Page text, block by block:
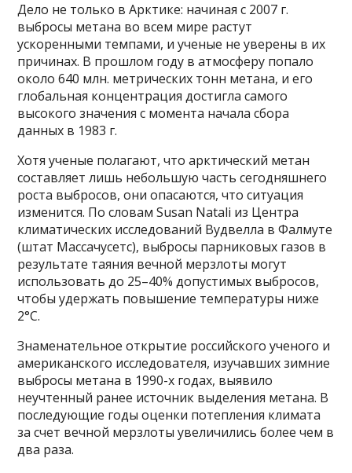
Дело не только в Арктике: начиная с 2007 г.
выбросы метана во всем мире растут
ускоренными темпами, и ученые не уверены в их
причинах. В прошлом году в атмосферу попало
около 640 млн. метрических тонн метана, и его
глобальная концентрация достигла самого
высокого значения с момента начала сбора
данных в 1983 г.
Хотя ученые полагают, что арктический метан
составляет лишь небольшую часть сегодняшнего
роста выбросов, они опасаются, что ситуация
изменится. По словам Susan Natali из Центра
климатических исследований Вудвелла в Фалмуте
(штат Массачусетс), выбросы парниковых газов в
результате таяния вечной мерзлоты могут
использовать до 25–40% допустимых выбросов,
чтобы удержать повышение температуры ниже
2°C.
Знаменательное открытие российского ученого и
американского исследователя, изучавших зимние
выбросы метана в 1990-х годах, выявило
неучтенный ранее источник выделения метана. В
последующие годы оценки потепления климата
за счет вечной мерзлоты увеличились более чем в
два раза.